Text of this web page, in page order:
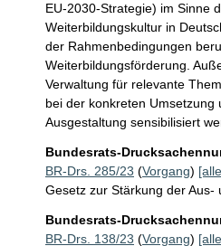
EU-2030-Strategie) im Sinne
Weiterbildungskultur in
der Rahmenbedingungen
Weiterbildungsförderung.
Verwaltung für relevante
bei der konkreten Umsetzung
Ausgestaltung sensibilisiert
Bundesrats-
BR-Drs. 285/23 (Vorgang)
Gesetz zur Stärkung der
Bundesrats-
BR-Drs. 138/23 (Vorgang)